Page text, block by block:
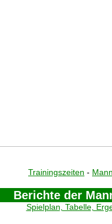
Trainingszeiten -
Berichte der
Spielplan, Tabelle,